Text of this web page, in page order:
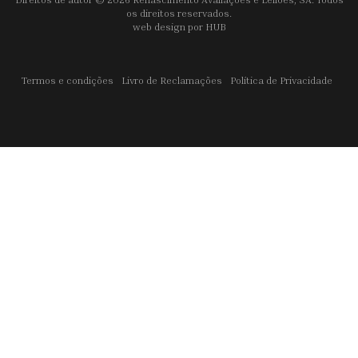
os direitos reservados.
web design por HUB
Termos e condições Livro de Reclamações Política de Privacidade